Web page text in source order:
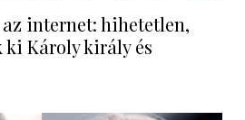
internet: hihetetlen,
Károly király és